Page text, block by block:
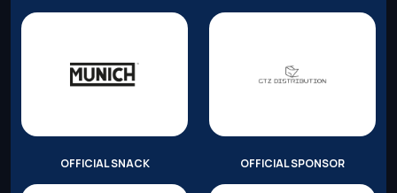
OFFICIAL SNACK OFFICIAL SPONSOR